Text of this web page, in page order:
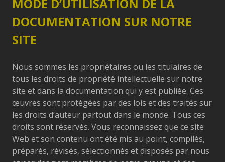
DOCUMENTATION SUR NOTRE
SITE
Nous sommes les propriétaires ou les titulaires de
tous les droits de propriété intellectuelle sur notre
site et dans la documentation qui y est publiée. Ces
œuvres sont protégées par des lois et des traités sur
les droits d’auteur partout dans le monde. Tous ces
droits sont réservés. Vous reconnaissez que ce site
Web et son contenu ont été mis au point, compilés,
préparés, révisés, sélectionnés et disposés par nous